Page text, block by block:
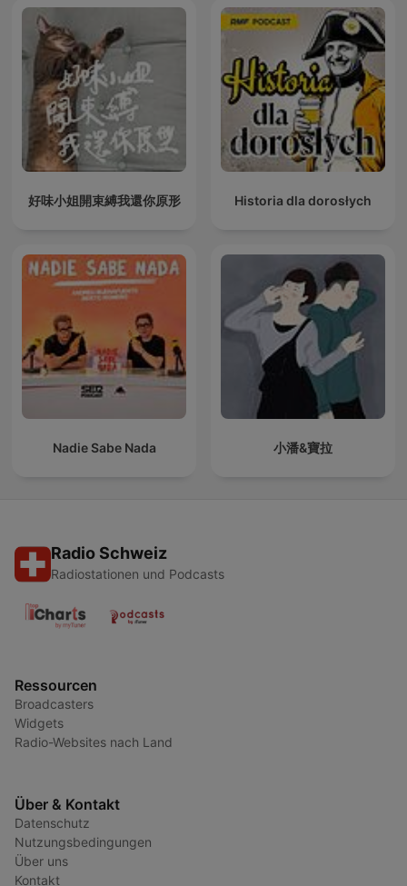
好味小姐開束縛我還你原形 Historia dla dorosłych
Nadie Sabe Nada 小潘&寶拉
Radio Schweiz
Radiostationen und Podcasts
Ressourcen
Broadcasters
Widgets
Radio-Websites nach Land
Über & Kontakt
Datenschutz
Nutzungsbedingungen
Über uns
Kontakt